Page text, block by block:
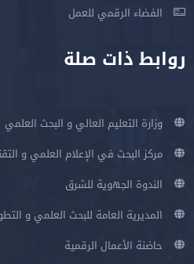
الفضاء الرقمي للعمل
روابط ذات صلة
وزارة التعليم العالي و البحث العلمي
مركز البحث في الإعلام العلمي و
الندوة الجهوية للشرق
المديرية العامة للبحث العلمي و
حاضنة الأعمال الرقمية